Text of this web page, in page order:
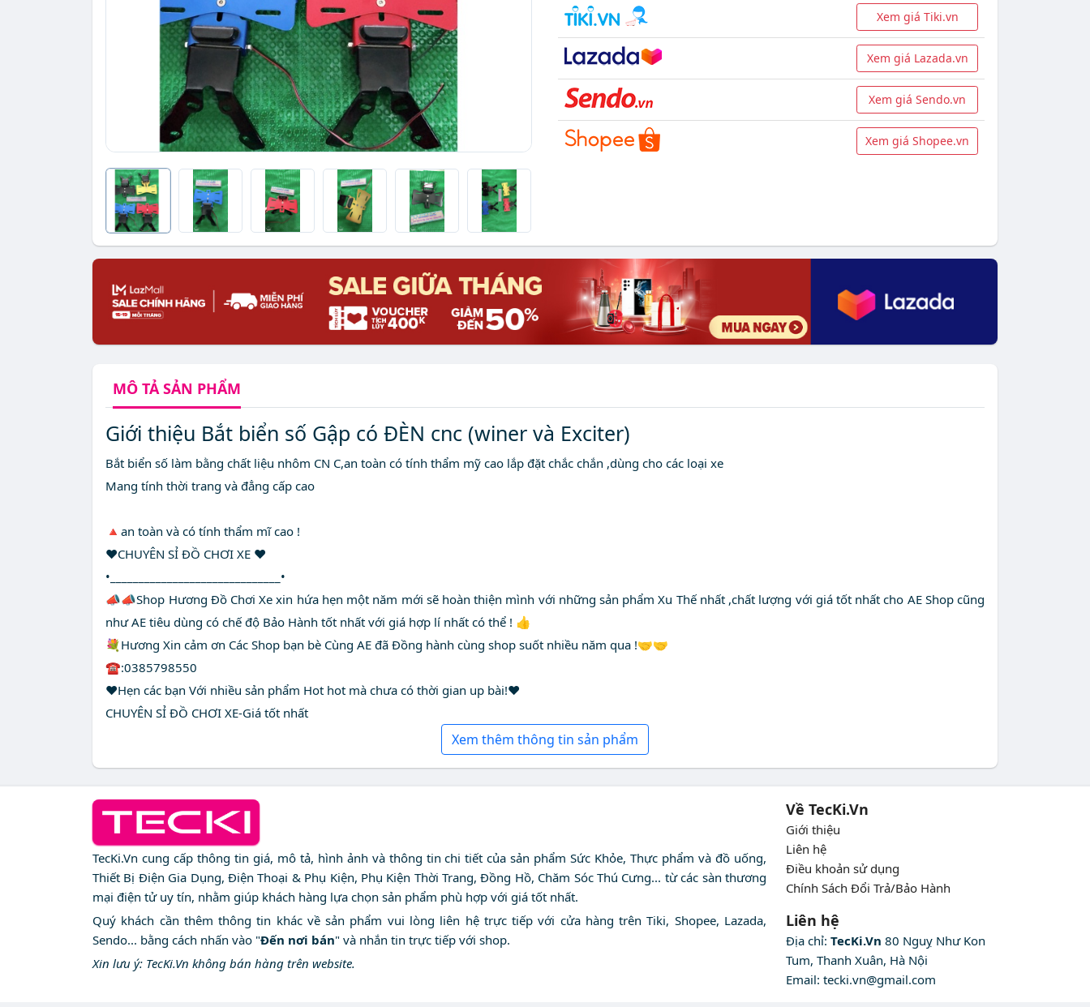
Xem giá Tiki.vn
Xem giá Lazada.vn
Xem giá Sendo.vn
Xem giá Shopee.vn
MÔ TẢSẢN PHẨM
Giới thiệu Bắt biển số Gập có ĐÈN cnc (winer và Exciter)
Bắt biển số làm bằng chất liệu nhôm CN C,an toàn có tính thẩm mỹ cao lắp đặt chắc chắn ,dùng cho các loại xe
Mang tính thời trang và đẳng cấp cao
🔺an toàn và có tính thẩm mĩ cao !
❤️CHUYÊN SỈ ĐỒ CHƠI XE ❤️
•______________________________•
📣📣Shop Hương Đồ Chơi Xe xin hứa hẹn một năm mới sẽ hoàn thiện mình với những sản phẩm Xu Thế nhất ,chất lượng với giá tốt nhất cho AE Shop cũng
như AE tiêu dùng có chế độ Bảo Hành tốt nhất với giá hợp lí nhất có thể ! 👍
💐Hương Xin cảm ơn Các Shop bạn bè Cùng AE đã Đồng hành cùng shop suốt nhiều năm qua !🤝🤝
☎️:0385798550
❤️Hẹn các bạn Với nhiều sản phẩm Hot hot mà chưa có thời gian up bài!❤️
CHUYÊN SỈ ĐỒ CHƠI XE-Giá tốt nhất
Xem thêm thông tin sản phẩm
TecKi.Vn cung cấp thông tin giá, mô tả, hình ảnh và thông tin chi tiết của sản phẩm Sức Khỏe, Thực phẩm và đồ uống,
Thiết Bị Điện Gia Dụng, Điện Thoại & Phụ Kiện, Phụ Kiện Thời Trang, Đồng Hồ, Chăm Sóc Thú Cưng... từ các sàn thương
mại điện tử uy tín, nhằm giúp khách hàng lựa chọn sản phẩm phù hợp với giá tốt nhất.
Quý khách cần thêm thông tin khác về sản phẩm vui lòng liên hệ trực tiếp với cửa hàng trên Tiki, Shopee, Lazada,
Sendo... bằng cách nhấn vào "Đến nơi bán" và nhắn tin trực tiếp với shop.
Xin lưu ý: TecKi.Vn không bán hàng trên website.
Về TecKi.Vn
Giới thiệu
Liên hệ
Điều khoản sử dụng
Chính Sách Đổi Trả/Bảo Hành
Liên hệ
Địa chỉ: TecKi.Vn 80 Nguỵ Như Kon
Tum, Thanh Xuân, Hà Nội
Email: tecki.vn@gmail.com